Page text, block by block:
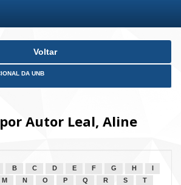
Voltar
DA UNB
Autor Leal, Aline
B C D E F G H
M N O P Q R S
T